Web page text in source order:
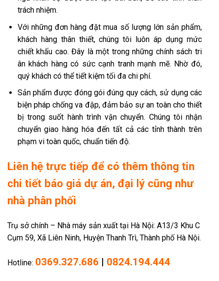
trách nhiệm.
Với những đơn hàng đặt mua số lượng lớn sản phẩm,
khách hàng thân thiết, chúng tôi luôn áp dụng mức
chiết khấu cao. Đây là một trong những chính sách tri
ân khách hàng có sức cạnh tranh mạnh mẽ. Nhờ đó,
quý khách có thể tiết kiệm tối đa chi phí.
Sản phẩm được đóng gói đúng quy cách, sử dụng các
biện pháp chống va đập, đảm bảo sự an toàn cho thiết
bị trong suốt hành trình vận chuyển. Chúng tôi nhận
chuyển giao hàng hóa đến tất cả các tỉnh thành trên
phạm vi toàn quốc, chuẩn tiến độ.
Liên hệ trực tiếp để có thêm thông tin
chi tiết báo giá dự án, đại lý cũng như
nhà phân phối
Trụ sở chính – Nhà máy sản xuất tại Hà Nội: A13/3 Khu C
Cụm 59, Xã Liên Ninh, Huyện Thanh Trì, Thành phố Hà Nội.
Hotline: 0369.327.686 | 0824.194.444